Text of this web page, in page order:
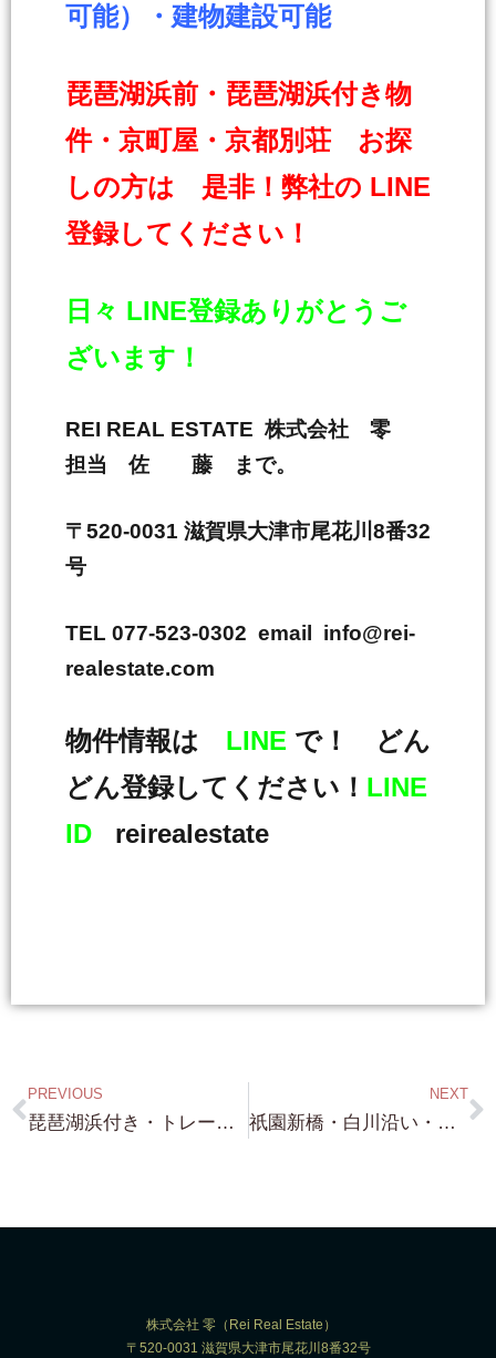
可能）・建物建設可能
琵琶湖浜前・琵琶湖浜付き物
件・京町屋・京都別荘 お探
しの方は 是非！弊社の LINE
登録してください！
日々 LINE登録ありがとうご
ざいます！
REI REAL ESTATE 株式会社 零
担当 佐 藤 まで。
〒520-0031 滋賀県大津市尾花川8番32
号
TEL 077-523-0302 email info@rei-
realestate.com
物件情報は LINE で！ どん
どん登録してください！ LINE
ID reirealestate
PREVIOUS
琵琶湖浜付き・トレーラーハウス専用基地・コンテナハウス専用基地・バッチリの琵琶湖浜付き・需要多いですね！・・全然 このスタイルで OKと思います！むしろ この方がお洒落です！
NEXT
祇園新橋・白川沿い・祇園新橋・新橋通り 京町屋・歴史あるお茶屋さん ご検討頂きありがとうございます！
株式会社 零（Rei Real Estate）
〒520-0031 滋賀県大津市尾花川8番32号